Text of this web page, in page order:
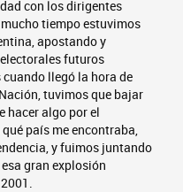
con los dirigentes
tiempo estuvimos
apostando y
futuros
llegó la hora de
tuvimos que bajar
hacer algo por el
país me encontraba,
y fuimos juntando
gran explosión